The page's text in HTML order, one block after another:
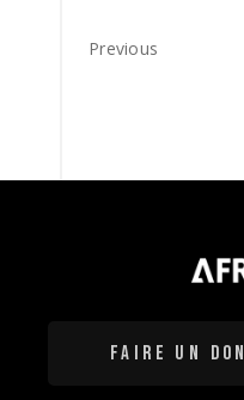
Previous
FAIRE UN DON